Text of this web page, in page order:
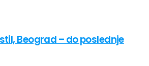
Beograd – do poslednje